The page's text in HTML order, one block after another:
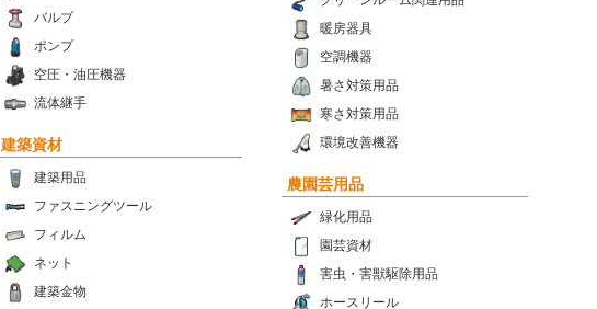
暖房器具
空調機器
暑さ対策用品
寒さ対策用品
環境改善機器
バルブ
ポンプ
空圧・油圧機器
流体継手
建築資材
建築用品
ファスニングツール
フィルム
ネット
建築金物
農園芸用品
緑化用品
園芸資材
害虫・害獣駆除用品
ホースリール